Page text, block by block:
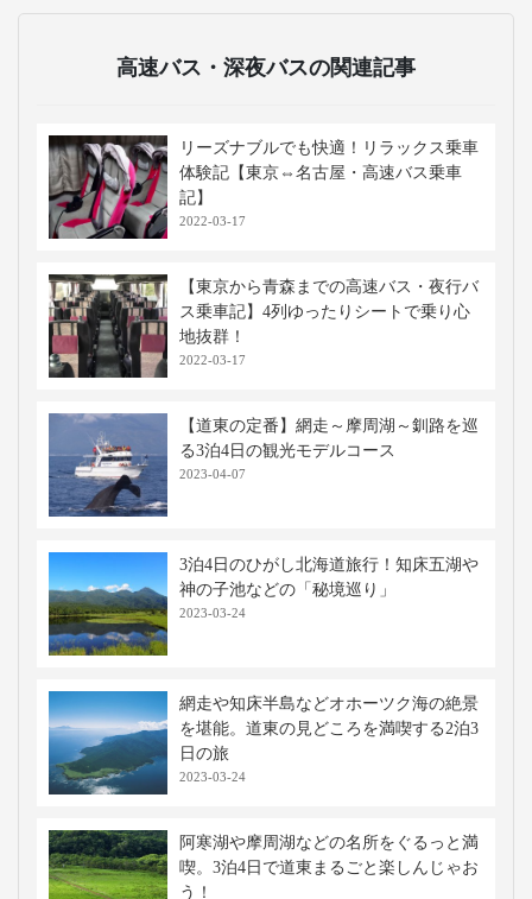
高速バス・深夜バスの関連記事
リーズナブルでも快適！リラックス乗車
体験記【東京⇔名古屋・高速バス乗車
記】
2022-03-17
【東京から青森までの高速バス・夜行バ
ス乗車記】4列ゆったりシートで乗り心
地抜群！
2022-03-17
【道東の定番】網走～摩周湖～釧路を巡
る3泊4日の観光モデルコース
2023-04-07
3泊4日のひがし北海道旅行！知床五湖や
神の子池などの「秘境巡り」
2023-03-24
網走や知床半島などオホーツク海の絶景
を堪能。道東の見どころを満喫する2泊3
日の旅
2023-03-24
阿寒湖や摩周湖などの名所をぐるっと満
喫。3泊4日で道東まるごと楽しんじゃお
う！